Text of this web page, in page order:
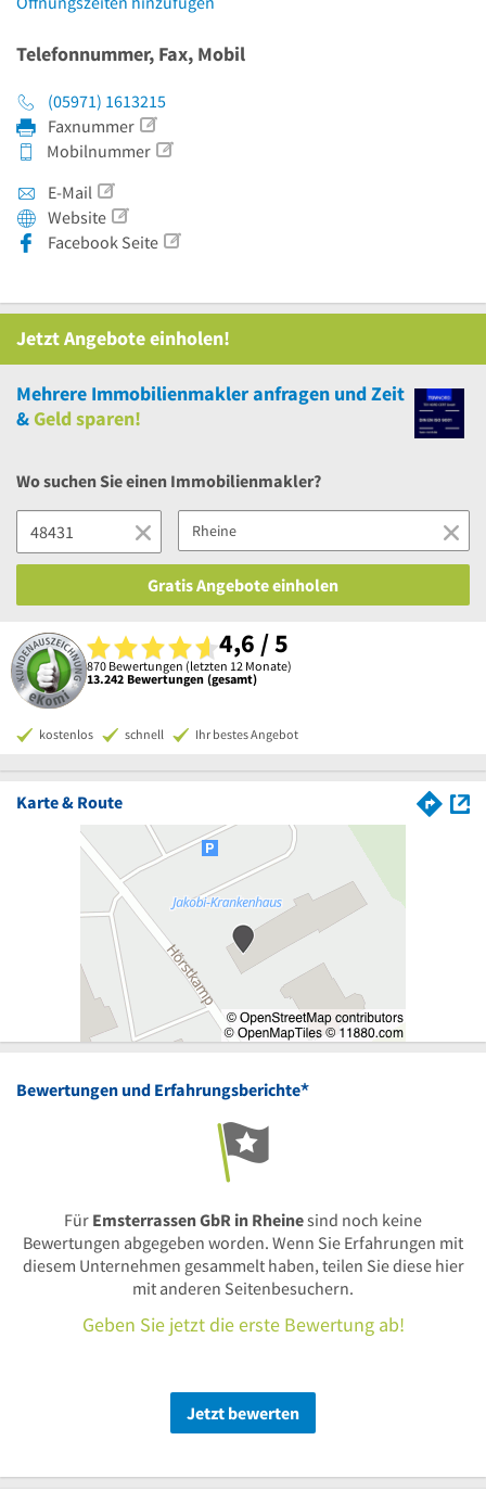
Telefonnummer, Fax, Mobil
(05971) 1613215
Faxnummer
Mobilnummer
E-Mail
Website
Facebook Seite
Jetzt Angebote einholen!
Mehrere Immobilienmakler anfragen und Zeit
&Geld sparen!
Wo suchen Sie einen Immobilienmakler?
Gratis Angebote einholen
4,6 / 5
870 Bewertungen (letzten 12 Monate)
13.242 Bewertungen (gesamt)
kostenlos schnell Ihr bestes Angebot
Karte & Route
Bewertungen und Erfahrungsberichte*
Für Emsterrassen GbR in Rheinesind noch keine
Bewertungen abgegeben worden. Wenn Sie Erfahrungen mit
diesem Unternehmen gesammelt haben, teilen Sie diese hier
mit anderen Seitenbesuchern.
Geben Sie jetzt die erste Bewertung ab!
Jetzt bewerten